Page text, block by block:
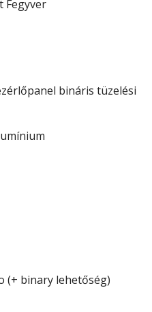
Fegyver
bináris tüzelési
(+ binary lehetőség)